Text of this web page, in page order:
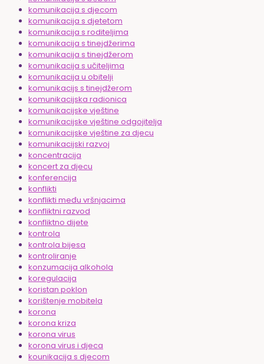
komunikacija s djecom
komunikacija s djetetom
komunikacija s roditeljima
komunikacija s tinejdžerima
komunikacija s tinejdžerom
komunikacija s učiteljima
komunikacija u obitelji
komunikacijs s tinejdžerom
komunikacijska radionica
komunikacijske vještine
komunikacijske vještine odgojitelja
komunikacijske vještine za djecu
komunikacijski razvoj
koncentracija
koncert za djecu
konferencija
konflikti
konflikti među vršnjacima
konfliktni razvod
konfliktno dijete
kontrola
kontrola bijesa
kontroliranje
konzumacija alkohola
koregulacija
koristan poklon
korištenje mobitela
korona
korona kriza
korona virus
korona virus i djeca
kounikacija s djecom